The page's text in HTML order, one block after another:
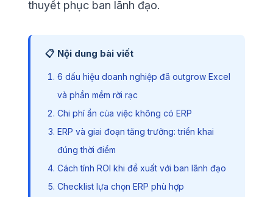
thuyết phục ban lãnh đạo.
📋 Nội dung bài viết
6 dấu hiệu doanh nghiệp đã outgrow Excel
và phần mềm rời rạc
Chi phí ẩn của việc không có ERP
ERP và giai đoạn tăng trưởng: triển khai
đúng thời điểm
Cách tính ROI khi đề xuất với ban lãnh đạo
Checklist lựa chọn ERP phù hợp